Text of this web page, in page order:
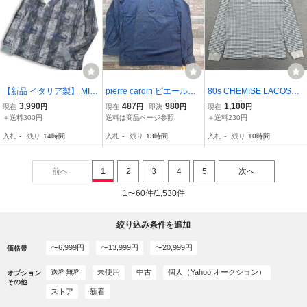
【新品 イタリア製】 MIL
LENNIO ミレニオ 通年★
長袖 チェック柄 ポロシャ
ー 未使用
現在 3,990円
＋送料300円
入札 - 残り 14時間
pierre cardin ピエールカ
ルダン メンズ 長袖ポロシ
ャツ 濃青 クリーニング済
現在 487 円 即決 980円
送料は商品ページ参照
入札 - 残り 13時間
80s CHEMISE LACOSTE
シュミーズ ラコステ LON
G SLEEVE 長袖 ポロシャ
白 黒 総柄 鹿の子 刺繍 ロ
現在 1,100円
＋送料230円
入札 - 残り 10時間
前へ 1 2 3 4 5 次へ
1〜60件/1,530件
絞り込み条件を追加
価格帯 〜6,999円 〜13,999円 〜20,999円
オプション
その他
送料無料 未使用 中古 個人（Yahoo!オークション）
ストア 新着